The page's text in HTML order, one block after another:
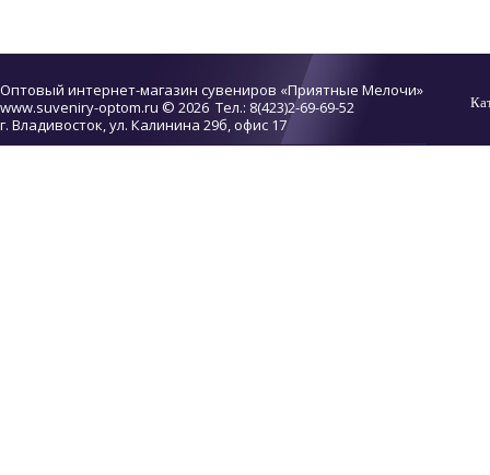
Оптовый интернет-магазин сувениров «Приятные Мелочи»
www.suveniry-optom.ru © 2026 Тел.: 8(423)2-69-69-52
г. Владивосток, ул. Калинина 29б, офис 17